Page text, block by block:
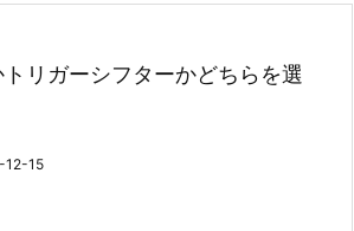
リガーシフターかどちらを選
12-15